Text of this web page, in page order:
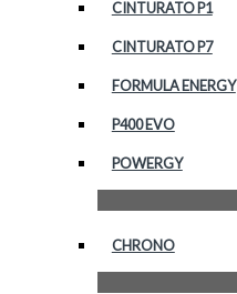
CINTURATO P1
CINTURATO P7
FORMULA ENERGY
P400 EVO
POWERGY
CHRONO